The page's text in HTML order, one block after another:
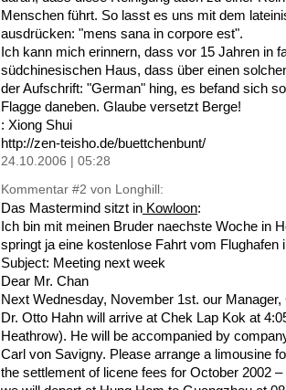
Menschen führt. So lasst es uns mit dem
ausdrücken: "mens sana in corpore est".
Ich kann mich erinnern, dass vor 15 Jahren in
südchinesischen Haus, dass über einen
der Aufschrift: "German" hing, es befand sich
Flagge daneben. Glaube versetzt Berge!
: Xiong Shui
http://zen-teisho.de/buettchenbunt/
24.10.2006 | 05:28
Kommentar #2 von Longhill:
Das Mastermind sitzt in Kowloon:
Ich bin mit meinen Bruder naechste Woche in
springt ja eine kostenlose Fahrt vom Flughafen
Subject: Meeting next week
Dear Mr. Chan
Next Wednesday, November 1st. our
Dr. Otto Hahn will arrive at Chek Lap Kok at
Heathrow). He will be accompanied by
Carl von Savigny. Please arrange a limousine
the settlement of licene fees for October 2002